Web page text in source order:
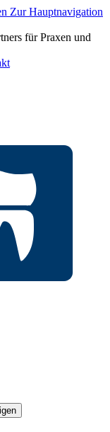
Zur Hauptnavigation
für Praxen und